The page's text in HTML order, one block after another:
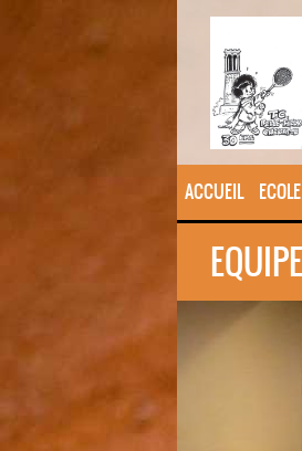
ACCUEIL